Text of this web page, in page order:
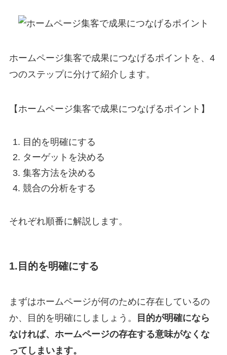
ホームページ集客で成果につなげるポイントを、4
つのステップに分けて紹介します。
【ホームページ集客で成果につなげるポイント】
目的を明確にする
ターゲットを決める
集客方法を決める
競合の分析をする
それぞれ順番に解説します。
1.目的を明確にする
まずはホームページが何のために存在しているの
か、目的を明確にしましょう。
目的が明確になら
なければ、ホームページの存在する意味がなくな
ってしまいます。